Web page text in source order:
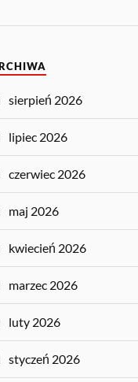
sierpień 2026
lipiec 2026
czerwiec 2026
maj 2026
kwiecień 2026
marzec 2026
luty 2026
styczeń 2026